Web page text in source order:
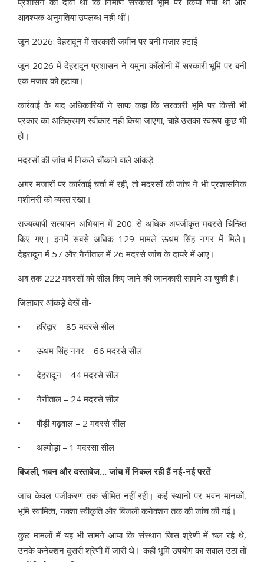
आवश्यक अनुमतियां उपलब्ध नहीं थीं।
जून 2026: देहरादून में सरकारी जमीन पर बनी मजार हटाई
जून 2026 में देहरादून प्रशासन ने यमुना कॉलोनी में सरकारी भूमि पर बनी
एक मजार को हटाया।
कार्रवाई के बाद अधिकारियों ने साफ कहा कि सरकारी भूमि पर किसी भी
प्रकार का अतिक्रमण स्वीकार नहीं किया जाएगा, चाहे उसका स्वरूप कुछ भी
हो।
मदरसों की जांच में निकले चौंकाने वाले आंकड़े
अगर मजारों पर कार्रवाई चर्चा में रही, तो मदरसों की जांच ने भी प्रशासनिक
मशीनरी को व्यस्त रखा।
राज्यव्यापी सत्यापन अभियान में 200 से अधिक अपंजीकृत मदरसे चिन्हित
किए गए। इनमें सबसे अधिक 129 मामले ऊधम सिंह नगर में मिले।
देहरादून में 57 और नैनीताल में 26 मदरसे जांच के दायरे में आए।
अब तक 222 मदरसों को सील किए जाने की जानकारी सामने आ चुकी है।
जिलावार आंकड़े देखें तो-
• हरिद्वार – 85 मदरसे सील
• ऊधम सिंह नगर – 66 मदरसे सील
• देहरादून – 44 मदरसे सील
• नैनीताल – 24 मदरसे सील
• पौड़ी गढ़वाल – 2 मदरसे सील
• अल्मोड़ा – 1 मदरसा सील
बिजली, भवन और दस्तावेज... जांच में निकल रही हैं नई-नई परतें
जांच केवल पंजीकरण तक सीमित नहीं रही। कई स्थानों पर भवन मानकों,
भूमि स्वामित्व, नक्शा स्वीकृति और बिजली कनेक्शन तक की जांच की गई।
कुछ मामलों में यह भी सामने आया कि संस्थान जिस श्रेणी में चल रहे थे,
उनके कनेक्शन दूसरी श्रेणी में जारी थे। कहीं भूमि उपयोग का सवाल उठा तो